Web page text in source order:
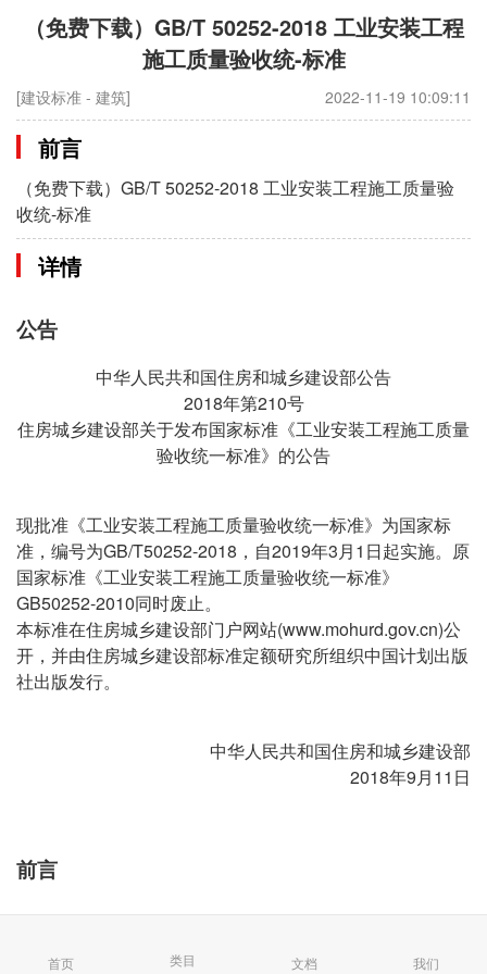
（免费下载）GB/T 50252-2018 工业安装工程
施工质量验收统-标准
[建设标准 - 建筑] 2022-11-19 10:09:11
前言
（免费下载）GB/T 50252-2018 工业安装工程施工质量验
收统-标准
详情
公告
中华人民共和国住房和城乡建设部公告
2018年第210号
住房城乡建设部关于发布国家标准《工业安装工程施工质量
验收统一标准》的公告
现批准《工业安装工程施工质量验收统一标准》为国家标
准，编号为GB/T50252-2018，自2019年3月1日起实施。原
国家标准《工业安装工程施工质量验收统一标准》
GB50252-2010同时废止。
本标准在住房城乡建设部门户网站(www.mohurd.gov.cn)公
开，并由住房城乡建设部标准定额研究所组织中国计划出版
社出版发行。
中华人民共和国住房和城乡建设部
2018年9月11日
前言
首页 类目 文档 我们